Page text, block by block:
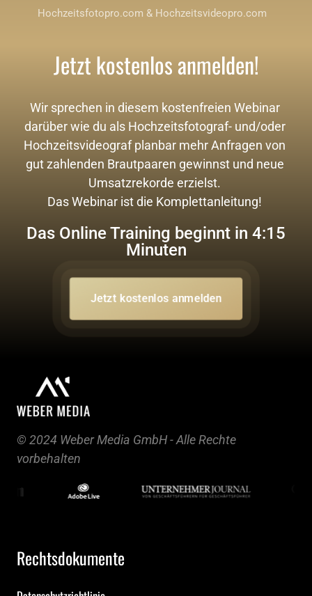
Hochzeitsfotopro.com & Hochzeitsvideopro.com
Jetzt kostenlos anmelden!
Wir sprechen in diesem kostenfreien Webinar
darüber wie du als Hochzeitsfotograf- und/oder
Hochzeitsvideograf planbar mehr Anfragen von
gut zahlenden Brautpaaren gewinnst und neue
Umsatzrekorde erzielst.
Das Webinar ist die Komplettanleitung!
Das Online Training beginnt in 4:14
Minuten
Jetzt kostenlos anmelden
© 2024 Weber Media GmbH - Alle Rechte
vorbehalten
Rechtsdokumente